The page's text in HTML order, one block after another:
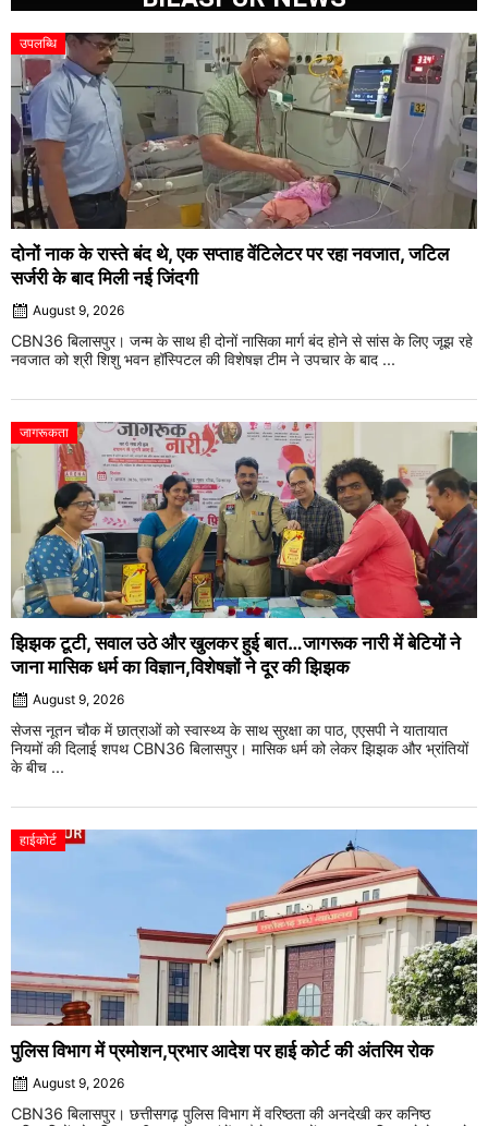
उपलब्धि
दोनों नाक के रास्ते बंद थे, एक सप्ताह वेंटिलेटर पर रहा नवजात, जटिल
सर्जरी के बाद मिली नई जिंदगी
August 9, 2026
CBN36 बिलासपुर। जन्म के साथ ही दोनों नासिका मार्ग बंद होने से सांस के लिए जूझ रहे
नवजात को श्री शिशु भवन हॉस्पिटल की विशेषज्ञ टीम ने उपचार के बाद ...
जागरूकता
झिझक टूटी, सवाल उठे और खुलकर हुई बात…जागरूक नारी में बेटियों ने
जाना मासिक धर्म का विज्ञान,विशेषज्ञों ने दूर की झिझक
August 9, 2026
सेजस नूतन चौक में छात्राओं को स्वास्थ्य के साथ सुरक्षा का पाठ, एएसपी ने यातायात
नियमों की दिलाई शपथ CBN36 बिलासपुर। मासिक धर्म को लेकर झिझक और भ्रांतियों
के बीच ...
हाईकोर्ट
पुलिस विभाग में प्रमोशन,प्रभार आदेश पर हाई कोर्ट की अंतरिम रोक
August 9, 2026
CBN36 बिलासपुर। छत्तीसगढ़ पुलिस विभाग में वरिष्ठता की अनदेखी कर कनिष्ठ